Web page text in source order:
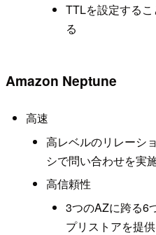
TTLを設定する
る
Amazon Neptune
高速
高レベルのリレーシ
シで問い合わせを実
高信頼性
3つのAZに跨る6
プリストアを提供